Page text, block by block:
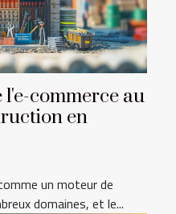
commerce au
en
un moteur de
domaines, et le...